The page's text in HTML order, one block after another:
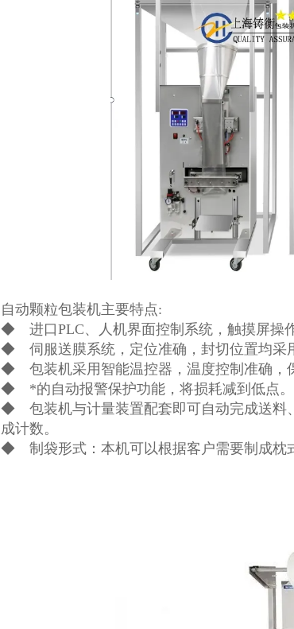
自动颗粒包装机主要特点:
◆ 进口PLC、人机界面控制系统，触摸屏操作
◆ 伺服送膜系统，定位准确，封切位置均采
◆ 包装机采用智能温控器，温度控制准确，
◆ *的自动报警保护功能，将损耗减到低点。
◆ 包装机与计量装置配套即可自动完成送料
成计数。
◆ 制袋形式：本机可以根据客户需要制成枕